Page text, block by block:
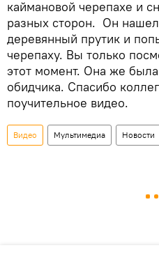
каймановой черепахе и
разных сторон. Он
деревянный прутик и
черепаху. Вы только
этот момент. Она же была
обидчика. Спасибо
поучительное видео.
Видео Мультимедиа Новости